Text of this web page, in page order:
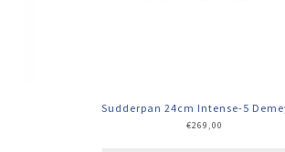
Sudderpan 24cm Intense-5
€269,00